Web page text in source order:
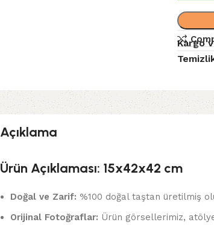
Kargo
Açıklama
Ürün Açıklaması: 15x42x42 cm
Doğal ve Zarif: %100 doğal taştan üretilmiş
Orijinal Fotoğraflar: Ürün görsellerimiz,